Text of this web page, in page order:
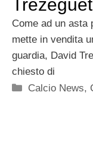
Come ad un asta
mette in vendita
guardia, David
chiesto di
Categorie
Calcio News,